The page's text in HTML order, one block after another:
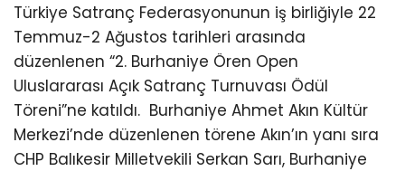
Türkiye Satranç Federasyonunun iş birliğiyle 22
Temmuz-2 Ağustos tarihleri arasında
düzenlenen “2. Burhaniye Ören Open
Uluslararası Açık Satranç Turnuvası Ödül
Töreni”ne katıldı. Burhaniye Ahmet Akın Kültür
Merkezi’nde düzenlenen törene Akın’ın yanı sıra
CHP Balıkesir Milletvekili Serkan Sarı, Burhaniye